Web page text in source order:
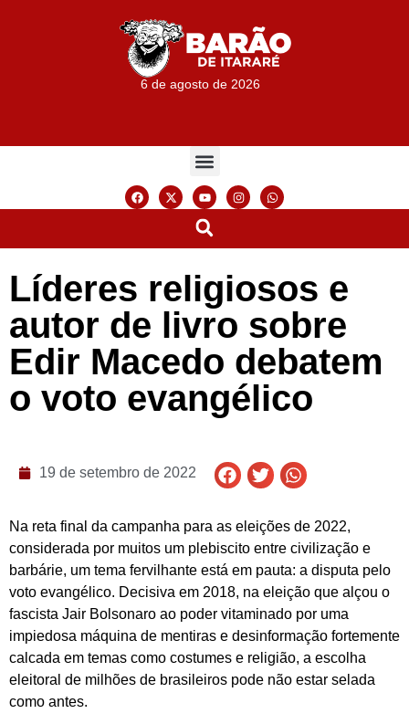
6 de agosto de 2026
Líderes religiosos e
autor de livro sobre
Edir Macedo debatem
o voto evangélico
19 de setembro de 2022
Na reta final da campanha para as eleições de 2022,
considerada por muitos um plebiscito entre civilização e
barbárie, um tema fervilhante está em pauta: a disputa pelo
voto evangélico. Decisiva em 2018, na eleição que alçou o
fascista Jair Bolsonaro ao poder vitaminado por uma
impiedosa máquina de mentiras e desinformação fortemente
calcada em temas como costumes e religião, a escolha
eleitoral de milhões de brasileiros pode não estar selada
como antes.